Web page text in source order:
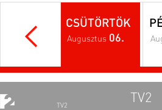
CSÜTÖRTÖK
Augusztus 06.
TV2
TV2